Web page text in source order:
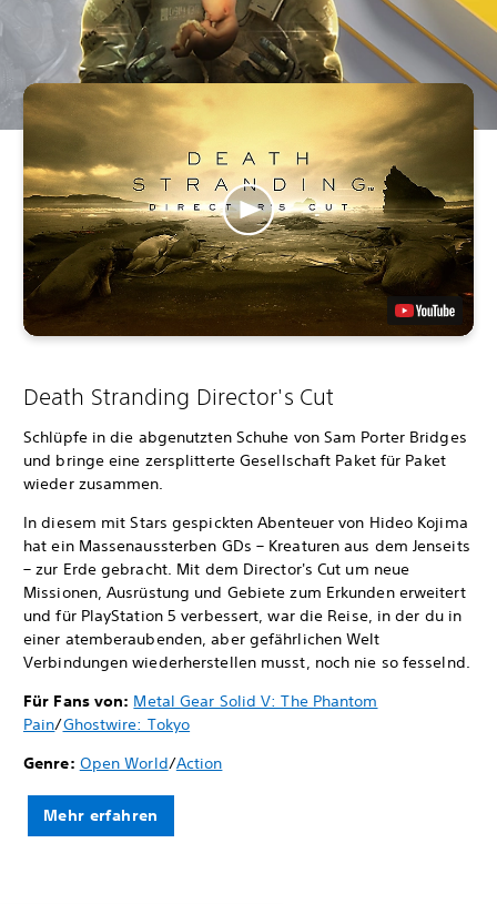
Death Stranding Director's Cut
Schlüpfe in die abgenutzten Schuhe von Sam Porter Bridges
und bringe eine zersplitterte Gesellschaft Paket für Paket
wieder zusammen.
In diesem mit Stars gespickten Abenteuer von Hideo Kojima
hat ein Massenaussterben GDs – Kreaturen aus dem Jenseits
– zur Erde gebracht. Mit dem Director's Cut um neue
Missionen, Ausrüstung und Gebiete zum Erkunden erweitert
und für PlayStation 5 verbessert, war die Reise, in der du in
einer atemberaubenden, aber gefährlichen Welt
Verbindungen wiederherstellen musst, noch nie so fesselnd.
Für Fans von: Metal Gear Solid V: The Phantom
Pain/Ghostwire: Tokyo
Genre: Open World/Action
Mehr erfahren